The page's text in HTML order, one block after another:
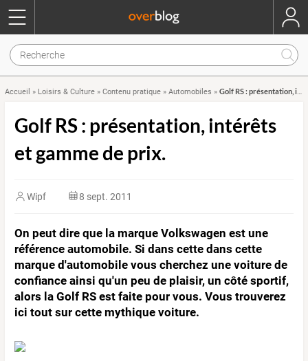
Accueil » Loisirs & Culture » Contenu pratique » Automobiles » Golf RS : présentation, intérêts et gamme de prix.
Golf RS : présentation, intérêts
et gamme de prix.
Wipf 8 sept. 2011
On peut dire que la marque Volkswagen est une
référence automobile. Si dans cette dans cette
marque d'automobile vous cherchez une voiture de
confiance ainsi qu'un peu de plaisir, un côté sportif,
alors la Golf RS est faite pour vous. Vous trouverez
ici tout sur cette mythique voiture.